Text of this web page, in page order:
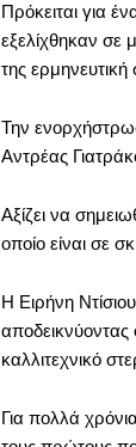
Πρόκειται για
εξελίχθηκαν σε
της
Την
Αντρέας
Αξίζει να
οποίο είναι σε
Η Ειρήνη
καλλιτεχνικό
Για πολλά